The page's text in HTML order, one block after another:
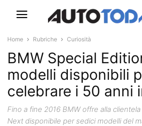
Home Rubriche Curiosità
BMW Special
modelli disponibili
celebrare i 50 anni
Fino a fine 2016 BMW offre alla
Next disponibile per sedici modelli del